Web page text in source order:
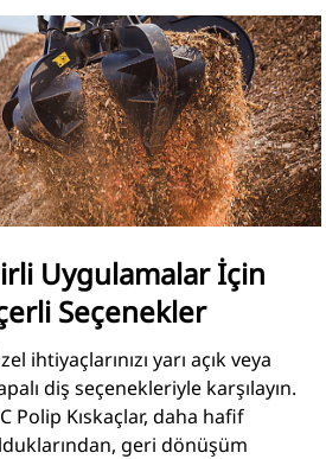
önceden
Uygulamalar İçin
Seçenekler
ihtiyaçlarınızı yarı açık veya
diş seçenekleriyle karşılayın.
Polip Kıskaçlar, daha hafif
geri dönüşüm